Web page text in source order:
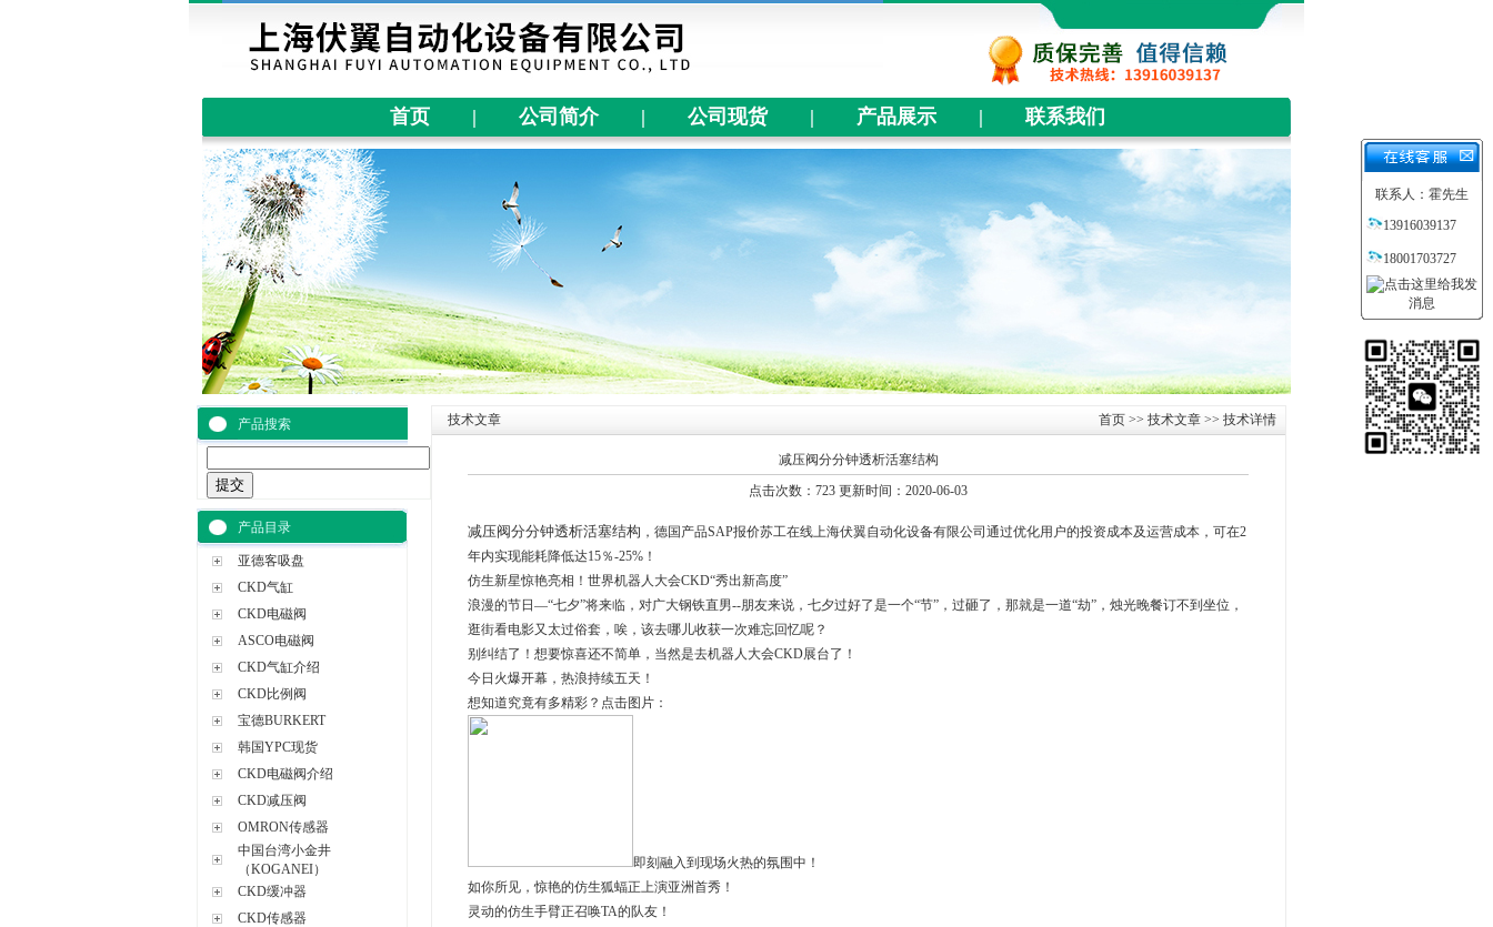
首页 | 公司简介 | 公司现货 | 产品展示 | 联系我们
产品搜索
产品目录
亚德客吸盘
CKD气缸
CKD电磁阀
ASCO电磁阀
CKD气缸介绍
CKD比例阀
宝德BURKERT
韩国YPC现货
CKD电磁阀介绍
CKD减压阀
OMRON传感器
中国台湾小金井
（KOGANEI）
CKD缓冲器
CKD传感器
技术文章 首页>> 技术文章>> 技术详情
减压阀分分钟透析活塞结构
点击次数：723 更新时间：2020-06-03
减压阀分分钟透析活塞结构 ，德国产品SAP报价苏工在线上海伏翼自动化设备有限公司通过优化用户的投资成本及运营成本，可在2
年内实现能耗降低达15％-25%！
仿生新星惊艳亮相！世界机器人大会CKD“秀出新高度”
浪漫的节日—“七夕”将来临，对广大钢铁直男--朋友来说，七夕过好了是一个“节”，过砸了，那就是一道“劫”，烛光晚餐订不到坐位，
逛街看电影又太过俗套，唉，该去哪儿收获一次难忘回忆呢？
别纠结了！想要惊喜还不简单，当然是去机器人大会CKD展台了！
今日火爆开幕，热浪持续五天！
想知道究竟有多精彩？点击图片：
即刻融入到现场火热的氛围中！
如你所见，惊艳的仿生狐蝠正上演亚洲首秀！
灵动的仿生手臂正召唤TA的队友！
联系人：霍先生
13916039137
18001703727